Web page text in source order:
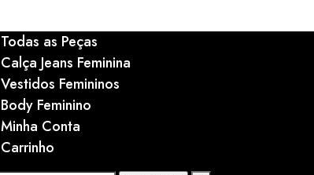
Todas as Peças
Calça Jeans Feminina
Vestidos Femininos
Body Feminino
Minha Conta
Carrinho